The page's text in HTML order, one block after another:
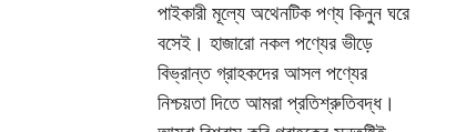
পাইকারী মূল্যে অথেনটিক পণ্য কিনুন ঘরে
বসেই। হাজারো নকল পণ্যের ভীড়ে
বিভ্রান্ত গ্রাহকদের আসল পণ্যের
নিশ্চয়তা দিতে আমরা প্রতিশ্রুতিবদ্ধ।